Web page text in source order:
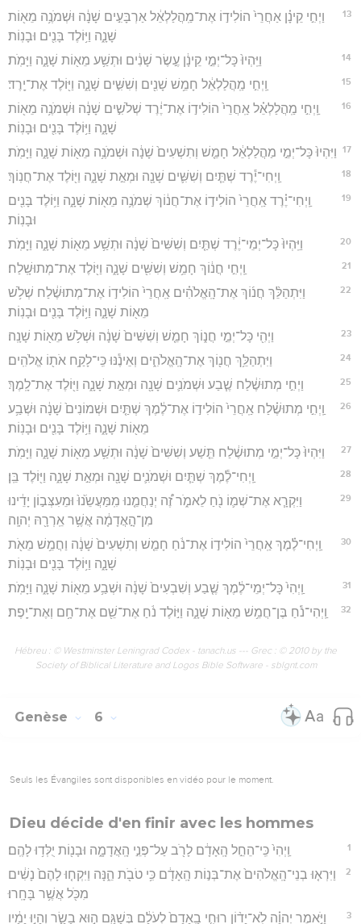
13
וַיְחִ֣י קֵינָ֗ן אַחֲרֵי֙ הוֹלִיד֣וֹ אֶת־מַֽהֲלַלְאֵ֔ל אַרְבָּעִ֣ים שָׁנָ֔ה וּשְׁמֹנֶ֥ה מֵא֖וֹת
שָׁנָ֑ה וַיּ֥וֹלֶד בָּנִ֖ים וּבָנֽוֹת׃
14 וַיִּֽהְיוּ֙ כָּל־יְמֵ֣י קֵינָ֔ן עֶ֣שֶׂר שָׁנִ֔ים וּתְשַׁ֥ע מֵא֖וֹת שָׁנָ֑ה וַיָּמֹֽת׃
15 וַֽיְחִ֣י מַֽהֲלַלְאֵ֔ל חָמֵ֥שׁ שָׁנִ֖ים וְשִׁשִּׁ֣ים שָׁנָ֑ה וַיּ֖וֹלֶד אֶת־יָֽרֶד׃
16
וַֽיְחִ֣י מַֽהֲלַלְאֵ֗ל אַֽחֲרֵי֙ הוֹלִיד֣וֹ אֶת־יֶ֔רֶד שְׁלֹשִׁ֣ים שָׁנָ֔ה וּשְׁמֹנֶ֥ה מֵא֖וֹת
שָׁנָ֑ה וַיּ֥וֹלֶד בָּנִ֖ים וּבָנֽוֹת׃
17 וַיִּהְיוּ֙ כָּל־יְמֵ֣י מַהֲלַלְאֵ֔ל חָמֵ֤שׁ וְתִשְׁעִים֙ שָׁנָ֔ה וּשְׁמֹנֶ֥ה מֵא֖וֹת שָׁנָ֑ה וַיָּמֹֽת׃
18 וַֽיְחִי־יֶ֕רֶד שְׁתַּ֧יִם וְשִׁשִּׁ֛ים שָׁנָ֖ה וּמְאַ֣ת שָׁנָ֑ה וַיּ֖וֹלֶד אֶת־חֲנֽוֹךְ׃
19
וַֽיְחִי־יֶ֗רֶד אַֽחֲרֵי֙ הוֹלִיד֣וֹ אֶת־חֲנ֔וֹךְ שְׁמֹנֶ֥ה מֵא֖וֹת שָׁנָ֑ה וַיּ֥וֹלֶד בָּנִ֖ים
וּבָנֽוֹת׃
20 וַיִּֽהְיוּ֙ כָּל־יְמֵי־יֶ֔רֶד שְׁתַּ֤יִם וְשִׁשִּׁים֙ שָׁנָ֔ה וּתְשַׁ֥ע מֵא֖וֹת שָׁנָ֑ה וַיָּמֹֽת׃
21 וַֽיְחִ֣י חֲנ֔וֹךְ חָמֵ֥שׁ וְשִׁשִּׁ֖ים שָׁנָ֑ה וַיּ֖וֹלֶד אֶת־מְתוּשָֽׁלַח׃
22
וַיִּתְהַלֵּ֨ךְ חֲנ֜וֹךְ אֶת־הָֽאֱלֹהִ֗ים אַֽחֲרֵי֙ הוֹלִיד֣וֹ אֶת־מְתוּשֶׁ֔לַח שְׁלֹ֥שׁ
מֵא֖וֹת שָׁנָ֑ה וַיּ֥וֹלֶד בָּנִ֖ים וּבָנֽוֹת׃
23 וַיְהִ֖י כָּל־יְמֵ֣י חֲנ֑וֹךְ חָמֵ֤שׁ וְשִׁשִּׁים֙ שָׁנָ֔ה וּשְׁלֹ֥שׁ מֵא֖וֹת שָׁנָֽה׃
24 וַיִּתְהַלֵּ֥ךְ חֲנ֖וֹךְ אֶת־הָֽאֱלֹהִ֑ים וְאֵינֶ֕נּוּ כִּֽי־לָקַ֥ח אֹת֖וֹ אֱלֹהִֽים׃
25 וַיְחִ֣י מְתוּשֶׁ֔לַח שֶׁ֧בַע וּשְׁמֹנִ֛ים שָׁנָ֖ה וּמְאַ֣ת שָׁנָ֑ה וַיּ֖וֹלֶד אֶת־לָֽמֶךְ׃
26
וַֽיְחִ֣י מְתוּשֶׁ֗לַח אַֽחֲרֵי֙ הוֹלִיד֣וֹ אֶת־לֶ֔מֶךְ שְׁתַּ֤יִם וּשְׁמוֹנִים֙ שָׁנָ֔ה וּשְׁבַ֥ע
מֵא֖וֹת שָׁנָ֑ה וַיּ֥וֹלֶד בָּנִ֖ים וּבָנֽוֹת׃
27 וַיִּהְיוּ֙ כָּל־יְמֵ֣י מְתוּשֶׁ֔לַח תֵּ֤שַׁע וְשִׁשִּׁים֙ שָׁנָ֔ה וּתְשַׁ֥ע מֵא֖וֹת שָׁנָ֑ה וַיָּמֹֽת׃
28 וַֽיְחִי־לֶ֕מֶךְ שְׁתַּ֧יִם וּשְׁמֹנִ֛ים שָׁנָ֖ה וּמְאַ֣ת שָׁנָ֑ה וַיּ֖וֹלֶד בֵּֽן׃
29
וַיִּקְרָ֧א אֶת־שְׁמ֛וֹ נֹ֖חַ לֵאמֹ֑ר זֶ֠ה יְנַחֲמֵ֤נוּ מִֽמַּעֲשֵׂ֙נוּ֙ וּמֵעִצְּב֣וֹן יָדֵ֔ינוּ
מִן־הָ֣אֲדָמָ֔ה אֲשֶׁ֥ר אֵֽרְרָ֖הּ יְהוָֽה׃
30
וַֽיְחִי־לֶ֗מֶךְ אַֽחֲרֵי֙ הוֹלִיד֣וֹ אֶת־נֹ֔חַ חָמֵ֤שׁ וְתִשְׁעִים֙ שָׁנָ֔ה וַחֲמֵ֥שׁ מֵאֹ֖ת
שָׁנָ֑ה וַיּ֥וֹלֶד בָּנִ֖ים וּבָנֽוֹת׃
31 וַֽיְהִי֙ כָּל־יְמֵי־לֶ֔מֶךְ שֶׁ֤בַע וְשִׁבְעִים֙ שָׁנָ֔ה וּשְׁבַ֥ע מֵא֖וֹת שָׁנָ֑ה וַיָּמֹֽת׃
32 וַֽיְהִי־נֹ֕חַ בֶּן־חֲמֵ֥שׁ מֵא֖וֹת שָׁנָ֑ה וַיּ֣וֹלֶד נֹ֔חַ אֶת־שֵׁ֖ם אֶת־חָ֥ם וְאֶת־יָֽפֶת׃
Hébreu : © Westminster Leningrad Codex - tanach.us --- Grec : © 2010 by the
Society of Biblical Literature and Logos Bible Software - sblgnt.com
Genèse 6
Seuls les Évangiles sont disponibles en vidéo pour le moment.
Dieu décide d'en finir avec les hommes
1 וַֽיְהִי֙ כִּֽי־הֵחֵ֣ל הָֽאָדָ֔ם לָרֹ֖ב עַל־פְּנֵ֣י הָֽאֲדָמָ֑ה וּבָנ֖וֹת יֻלְּד֥וּ לָהֶֽם׃
2
וַיִּרְא֤וּ בְנֵי־הָֽאֱלֹהִים֙ אֶת־בְּנ֣וֹת הָֽאָדָ֔ם כִּ֥י טֹבֹ֖ת הֵ֑נָּה וַיִּקְח֤וּ לָהֶם֙ נָשִׁ֔ים
מִכֹּ֖ל אֲשֶׁ֥ר בָּחָֽרוּ׃
3 וַיֹּ֣אמֶר יְהוָ֗ה לֹֽא־יָד֨וֹן רוּחִ֤י בָֽאָדָם֙ לְעֹלָ֔ם בְּשַׁגַּ֖ם ה֣וּא בָשָׂ֑ר וְהָי֣וּ יָמָ֔יו